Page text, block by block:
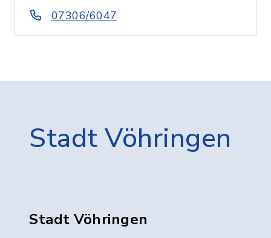
07306/6047
Stadt Vöhringen
Stadt Vöhringen